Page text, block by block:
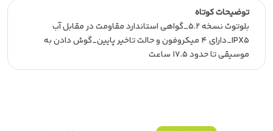
توضیحات کوتاه
بلوتوث نسخه 5.2_گواهی استاندارد مقاومت در مقابل آب
IPX5_دارای 4 میکروفون و حالت تاخیر پایین_گوش دادن به
موسیقی تا حدود 17.5 ساعت